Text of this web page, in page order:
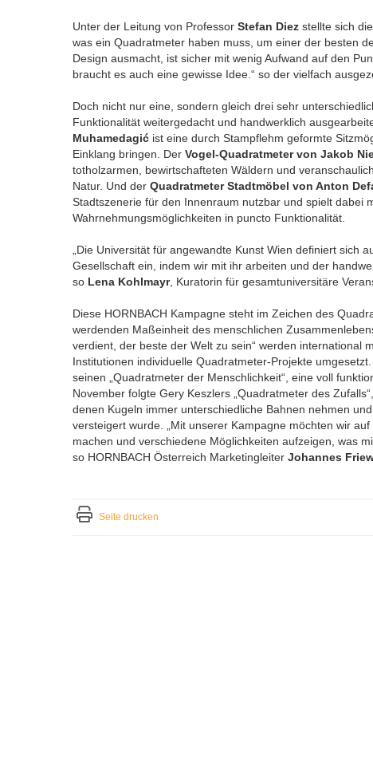
Unter der Leitung von Professor Stefan Diez stellte sich die
was ein Quadratmeter haben muss, um einer der besten
Design ausmacht, ist sicher mit wenig Aufwand auf den
braucht es auch eine gewisse Idee.“ so der vielfach
Doch nicht nur eine, sondern gleich drei sehr
Funktionalität weitergedacht und handwerklich
Muhamedagić ist eine durch Stampflehm geformte
Einklang bringen. Der Vogel-Quadratmeter von Jakob
totholzarmen, bewirtschafteten Wäldern und
Natur. Und der Quadratmeter Stadtmöbel von Anton
Stadtszenerie für den Innenraum nutzbar und spielt dabei
Wahrnehmungsmöglichkeiten in puncto Funktionalität.
„Die Universität für angewandte Kunst Wien definiert sich
Gesellschaft ein, indem wir mit ihr arbeiten und der
so Lena Kohlmayr, Kuratorin für gesamtuniversitäre
Diese HORNBACH Kampagne steht im Zeichen des
werdenden Maßeinheit des menschlichen
verdient, der beste der Welt zu sein“ werden international
Institutionen individuelle Quadratmeter-Projekte
seinen „Quadratmeter der Menschlichkeit“, eine voll
November folgte Gery Keszlers „Quadratmeter des
denen Kugeln immer unterschiedliche Bahnen nehmen
versteigert wurde. „Mit unserer Kampagne möchten wir
machen und verschiedene Möglichkeiten aufzeigen, was
so HORNBACH Österreich Marketingleiter Johannes
Seite drucken